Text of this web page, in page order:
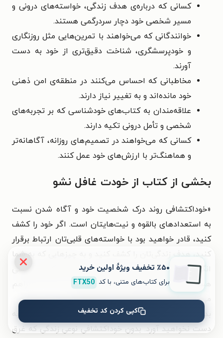
کسانی که درباره‌ی هدف زندگی، خواسته‌های درونی و
مسیر شخصی خود دچار سردرگمی هستند.
خوانندگانی که می‌خواهند با تمرین‌هایی مثل روزنگاری
و خودپرسشگری، شناخت دقیق‌تری از خود به دست
آورند.
مخاطبانی که احساس می‌کنند در منطقه‌ی امن ذهنی
خود مانده‌اند و به تغییر نیاز دارند.
علاقه‌مندان به کتاب‌های خودشناسی که بر تجربه‌های
شخصی و تأمل درونی تکیه دارند.
کسانی که می‌خواهند در تصمیم‌های روزانه، آگاهانه‌تر
و هماهنگ‌تر با ارزش‌های خود عمل کنند.
بخشی از کتاب از خودت غافل نشو
«خوداکتشافی روند درک شخصیت خود و آگاه‌ شدن نسبت
به استعداد‌های بالقوه و نیت‌هایتان است. اگر خود را کشف
کنید، قادر خواهید بود با خواسته‌های قلبی‌تان ارتباط برقرار
کنید، هدف زندگی‌تان را کشف کنید و به چیزهایی که به شما
انگیزه می‌دهند پی ببرید. درنهایت، کشف اینکه چه کسی
هستید و چه می‌خواهید بکنید، شرایطی را برای شما فراهم
می‌کند که به بهترین خودتان تبدیل شوید.
بدون خوداکتشافی هرگز چیزی بهتر از آنچه اکنون دارید، به
دست نخواهید آورد. بدون خوداکتشافی نوعی زندگی که غرق
٪۵۰ تخفیف ویژۀ اولین خرید
برای کتاب‌های متنی، با کد FTX50
کپی کردن کد تخفیف